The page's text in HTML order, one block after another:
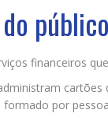
financeiros
por